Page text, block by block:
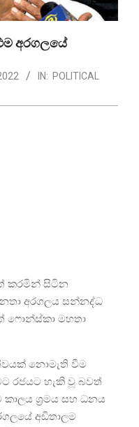
අරගලයේ
IN: POLITICAL
කරමින් සිටින
අරගලය සන්නද්ධ
ෆොන්ස්කා මහතා
නොමැති වීම
රජයට හැකි වූ බවත්
ශ්‍රමය සහ ධනය
අඩිතාලම